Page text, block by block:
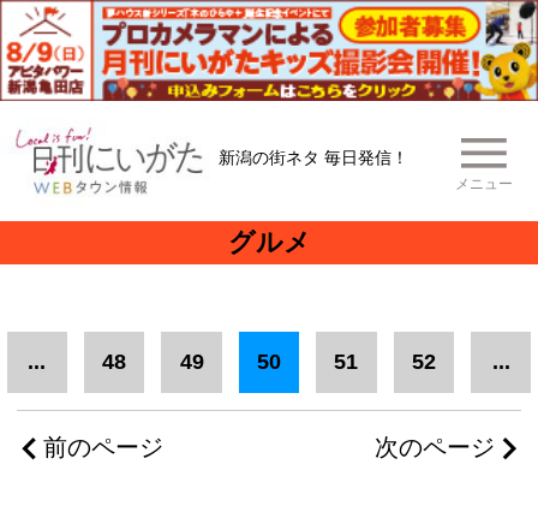
新潟の街ネタ 毎日発信！
メニュー
グルメ
前のページ
... 48 49 50 51 52 ...
次のページ